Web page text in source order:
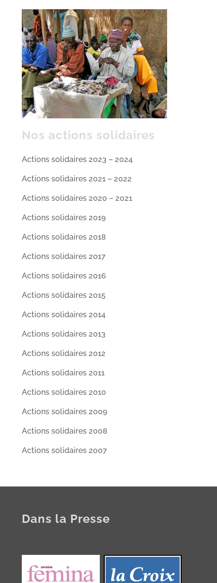
Nos actions solidaires
Actions solidaires 2023 – 2024
Actions solidaires 2021 – 2022
Actions solidaires 2020 – 2021
Actions solidaires 2019
Actions solidaires 2018
Actions solidaires 2017
Actions solidaires 2016
Actions solidaires 2015
Actions solidaires 2014
Actions solidaires 2013
Actions solidaires 2012
Actions solidaires 2011
Actions solidaires 2010
Actions solidaires 2009
Actions solidaires 2008
Actions solidaires 2007
Dans la Presse